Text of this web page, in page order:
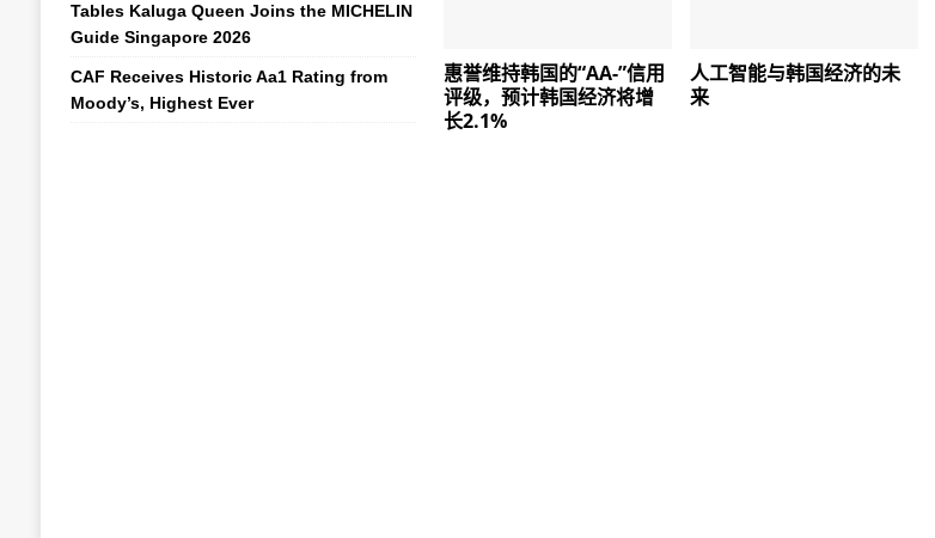
惠誉维持韩国的“AA-”信用
评级，预计韩国经济将增
长2.1%
人工智能与韩国经济的未
来
Tables Kaluga Queen Joins the MICHELIN
Guide Singapore 2026
CAF Receives Historic Aa1 Rating from
Moody’s, Highest Ever